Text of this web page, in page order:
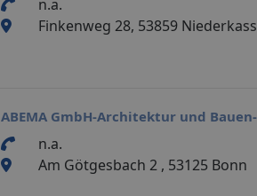
n.a.
Finkenweg 28, 53859
ABEMA GmbH-Architektur und
n.a.
Am Götgesbach 2 , 53125 Bonn